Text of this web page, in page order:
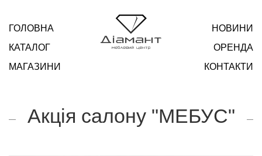
ГОЛОВНА
КАТАЛОГ
МАГАЗИНИ
НОВИНИ
ОРЕНДА
КОНТАКТИ
Акція салону "МЕБУС"